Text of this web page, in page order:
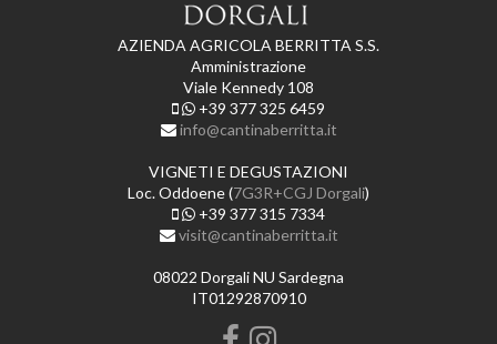
AZIENDA AGRICOLA BERRITTA S.S.
Amministrazione
Viale Kennedy 108
+39 377 325 6459
info@cantinaberritta.it
VIGNETI E DEGUSTAZIONI
Loc. Oddoene (7G3R+CGJ Dorgali)
+39 377 315 7334
visit@cantinaberritta.it
08022 Dorgali NU Sardegna
IT01292870910